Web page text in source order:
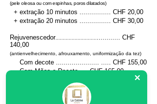
(pele oleosa ou com espinhas, poros dilatados)
+ extração 10 minutos ................ CHF 20,00
+ extração 20 minutos ................ CHF 30,00
Rejuvenescedor............................ ............ CHF
140,00
(antienvelhecimento, afrouxamento, uniformização da tez)
Com decote ...................... ..... CHF 155,00
Com Mãos e Decote..... CHF 165,00
Manchas escuras - Radiance ..... CHF 185,00
Com decote e decote... CHF 215,00